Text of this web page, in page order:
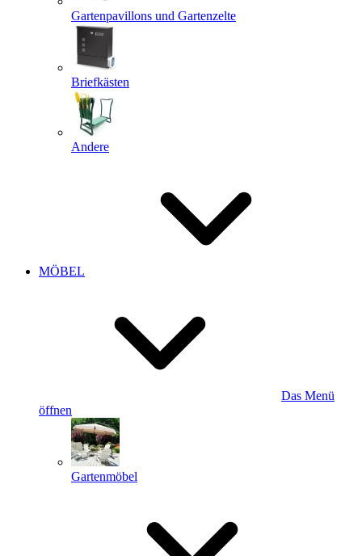
Gartenpavillons und Gartenzelte
Briefkästen
Andere
MÖBEL
Das Menü
öffnen
Gartenmöbel